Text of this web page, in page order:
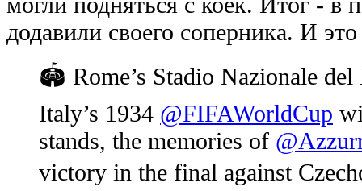
додавили своего соперника. И
🏟️ Rome’s Stadio Nazionale del
Italy’s 1934 @FIFAWorldCup
stands, the memories of
victory in the final against